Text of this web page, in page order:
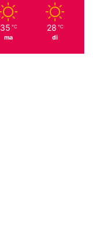
35 ℃
ma
28 ℃
di